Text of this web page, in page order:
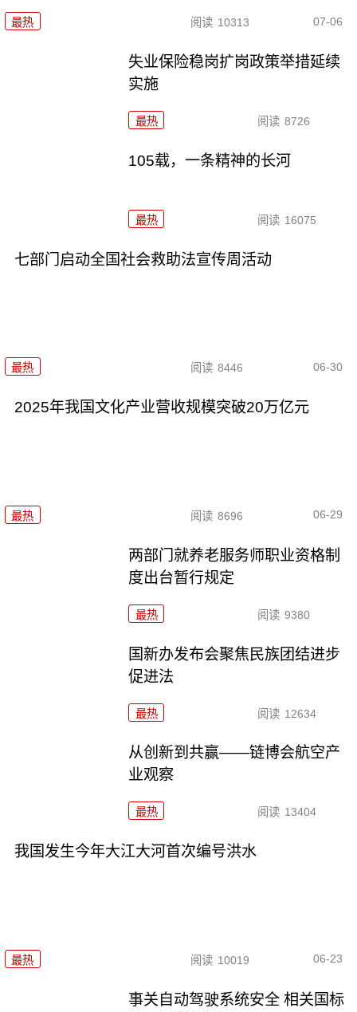
最热 阅读 10313 07-06
失业保险稳岗扩岗政策举措延续
实施
最热 阅读 8726
105载，一条精神的长河
最热 阅读 16075
七部门启动全国社会救助法宣传周活动
最热 阅读 8446 06-30
2025年我国文化产业营收规模突破20万亿元
最热 阅读 8696 06-29
两部门就养老服务师职业资格制
度出台暂行规定
最热 阅读 9380
国新办发布会聚焦民族团结进步
促进法
最热 阅读 12634
从创新到共赢——链博会航空产
业观察
最热 阅读 13404
我国发生今年大江大河首次编号洪水
最热 阅读 10019 06-23
事关自动驾驶系统安全 相关国标